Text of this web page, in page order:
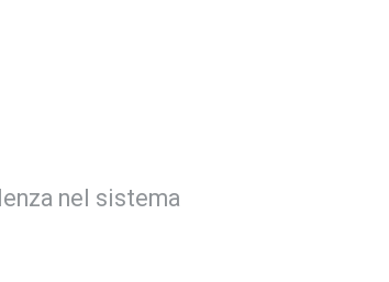
nel sistema